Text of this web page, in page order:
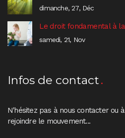
dimanche, 27, Déc
Le droit fondamental à
samedi, 21, Nov
Infos de contact
N'hésitez pas à nous contacter ou
rejoindre le mouvement...